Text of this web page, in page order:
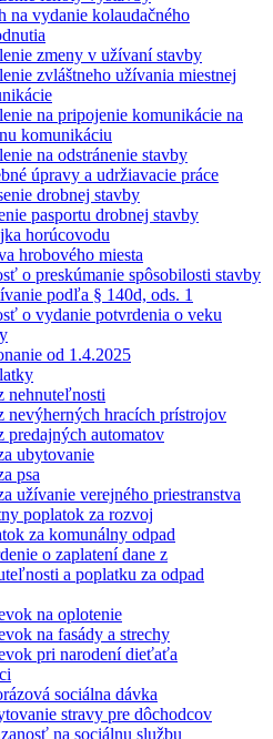
na vydanie kolaudačného
zmeny v užívaní stavby
zvláštneho užívania miestnej
na pripojenie komunikácie na
komunikáciu
na odstránenie stavby
úpravy a udržiavacie práce
drobnej stavby
pasportu drobnej stavby
horúcovodu
hrobového miesta
o preskúmanie spôsobilosti stavby
podľa § 140d, ods. 1
o vydanie potvrdenia o veku
od 1.4.2025
nehnuteľnosti
nevýherných hracích prístrojov
predajných automatov
ubytovanie
psa
užívanie verejného priestranstva
poplatok za rozvoj
za komunálny odpad
o zaplatení dane z
a poplatku za odpad
na oplotenie
na fasády a strechy
pri narodení dieťaťa
sociálna dávka
stravy pre dôchodcov
na sociálnu službu